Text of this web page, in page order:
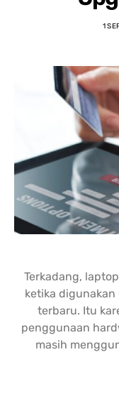
angkut 1 unit
1
Terkadang,
ketika
terbaru. Itu
penggunaan
masih